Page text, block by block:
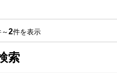
2件を表示
索